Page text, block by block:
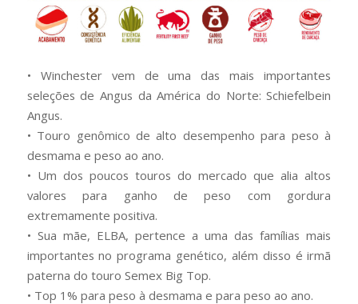
• Winchester vem de uma das mais importantes
seleções de Angus da América do Norte: Schiefelbein
Angus.
• Touro genômico de alto desempenho para peso à
desmama e peso ao ano.
• Um dos poucos touros do mercado que alia altos
valores para ganho de peso com gordura
extremamente positiva.
• Sua mãe, ELBA, pertence a uma das famílias mais
importantes no programa genético, além disso é irmã
paterna do touro Semex Big Top.
• Top 1% para peso à desmama e para peso ao ano.